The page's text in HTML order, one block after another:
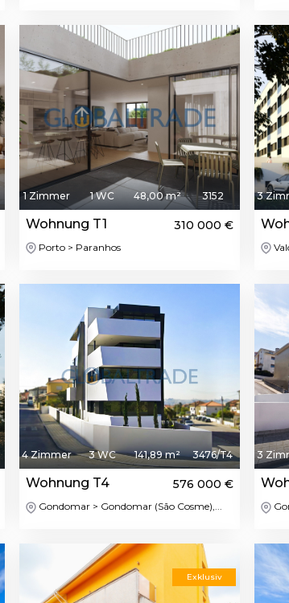
Featured
1 Zimmer 1 WC 48,00 m² 3152
Wohnung T1 310 000 €
Porto > Paranhos
3
4 Zimmer 3 WC 141,89 m² 3476/T4
Wohnung T4 576 000 €
Gondomar > Gondomar (São Cosme),...
3
Featured
Exklusiv